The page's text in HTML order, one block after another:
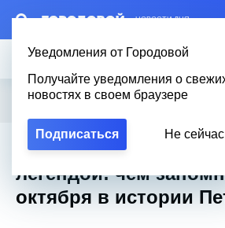
– НОВОСТИ ДНЯ
Уведомления от Городовой
Получайте уведомления о
новостях в своем браузере
Подписаться Не сейчас
Новости Эксклюзив Вопросы о
Городовой Новости Петербурга / Ограбление
Ограбление
легендой: чем
октября в истории